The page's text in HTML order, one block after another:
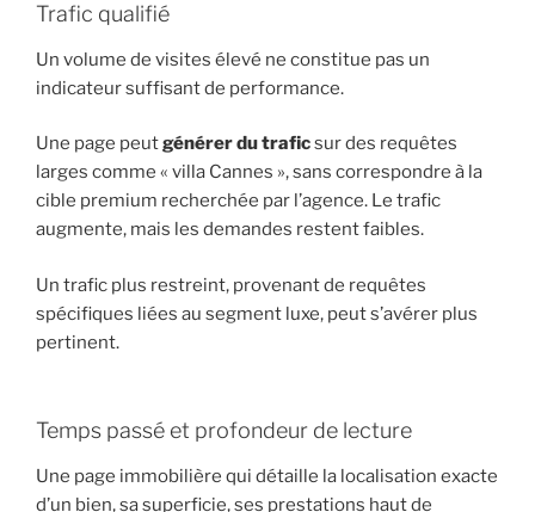
Trafic qualifié
Un volume de visites élevé ne constitue pas un
indicateur suffisant de performance.
Une page peutgénérer du traficsur des requêtes
larges comme « villa Cannes », sans correspondre à la
cible premium recherchée par l’agence. Le trafic
augmente, mais les demandes restent faibles.
Un trafic plus restreint, provenant de requêtes
spécifiques liées au segment luxe, peut s’avérer plus
pertinent.
Temps passé et profondeur de lecture
Une page immobilière qui détaille la localisation exacte
d’un bien, sa superficie, ses prestations haut de